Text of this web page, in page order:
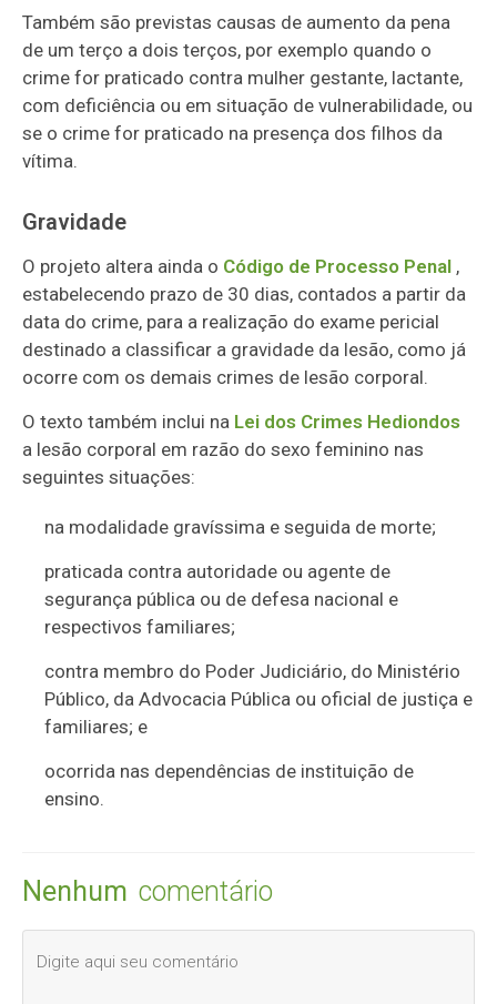
Também são previstas causas de aumento da pena
de um terço a dois terços, por exemplo quando o
crime for praticado contra mulher gestante, lactante,
com deficiência ou em situação de vulnerabilidade, ou
se o crime for praticado na presença dos filhos da
vítima.
Gravidade
O projeto altera ainda o Código de Processo Penal ,
estabelecendo prazo de 30 dias, contados a partir da
data do crime, para a realização do exame pericial
destinado a classificar a gravidade da lesão, como já
ocorre com os demais crimes de lesão corporal.
O texto também inclui na Lei dos Crimes Hediondos
a lesão corporal em razão do sexo feminino nas
seguintes situações:
na modalidade gravíssima e seguida de morte;
praticada contra autoridade ou agente de
segurança pública ou de defesa nacional e
respectivos familiares;
contra membro do Poder Judiciário, do Ministério
Público, da Advocacia Pública ou oficial de justiça e
familiares; e
ocorrida nas dependências de instituição de
ensino.
Nenhum comentário